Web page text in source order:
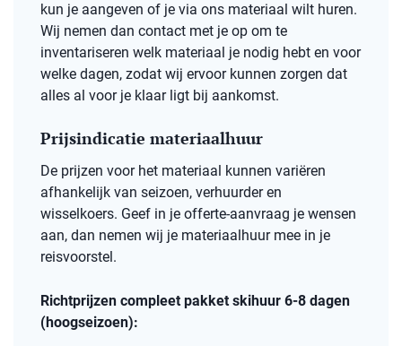
kun je aangeven of je via ons materiaal wilt huren.
Wij nemen dan contact met je op om te
inventariseren welk materiaal je nodig hebt en voor
welke dagen, zodat wij ervoor kunnen zorgen dat
alles al voor je klaar ligt bij aankomst.
Prijsindicatie materiaalhuur
De prijzen voor het materiaal kunnen variëren
afhankelijk van seizoen, verhuurder en
wisselkoers. Geef in je offerte-aanvraag je wensen
aan, dan nemen wij je materiaalhuur mee in je
reisvoorstel.
Richtprijzen compleet pakket skihuur 6-8 dagen
(hoogseizoen):